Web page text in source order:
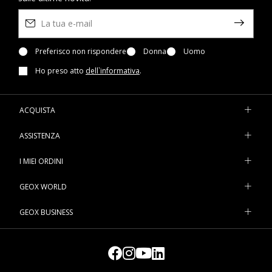
Preferisco non rispondere Donna
Uomo
Ho preso atto dell`informativa.
ACQUISTA
ASSISTENZA
I MIEI ORDINI
GEOX WORLD
GEOX BUSINESS